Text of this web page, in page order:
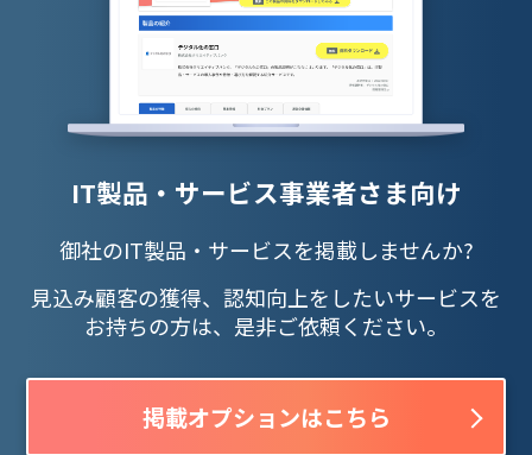
IT製品・サービス事業者さま向け
御社のIT製品・サービスを掲載しませんか?
見込み顧客の獲得、認知向上をしたいサービスを
お持ちの方は、是非ご依頼ください。
掲載オプションはこちら